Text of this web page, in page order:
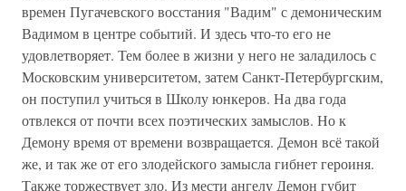
времен Пугачевского восстания "Вадим" с демоническим
Вадимом в центре событий. И здесь что-то его не
удовлетворяет. Тем более в жизни у него не заладилось с
Московским университетом, затем Санкт-Петербургским,
он поступил учиться в Школу юнкеров. На два года
отвлекся от почти всех поэтических замыслов. Но к
Демону время от времени возвращается. Демон всё такой
же, и так же от его злодейского замысла гибнет героиня.
Также торжествует зло. Из мести ангелу Демон губит